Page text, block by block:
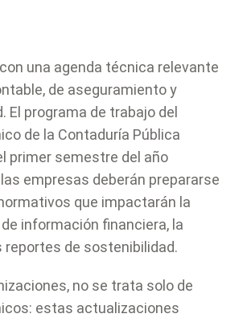
una agenda técnica relevante
de aseguramiento y
El programa de trabajo del
de la Contaduría Pública
primer semestre del año
empresas deberán prepararse
que impactarán la
información financiera, la
reportes de sostenibilidad.
no se trata solo de
estas actualizaciones